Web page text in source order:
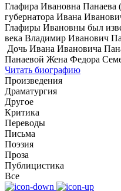
Глафира Ивановна Панаева
губернатора Ивана
Глафиры Ивановны был
века Владимир Иванович
Дочь Ивана Ивановича
Панаевой Жена Федора
Читать биографию
Произведения
Драматургия
Другое
Критика
Переводы
Письма
Поэзия
Проза
Публицистика
Все